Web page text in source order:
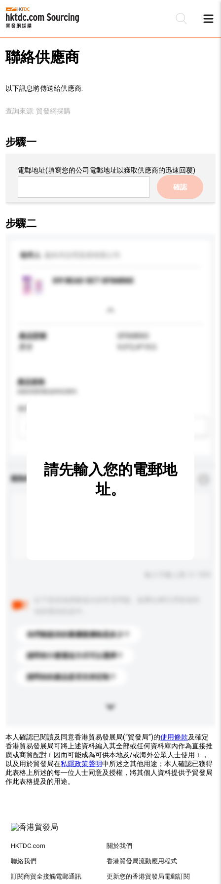
聯絡供應商
以下訊息將傳送給供應商:
查詢來源: 貿發網採購
步驟一
電郵地址(填寫您的公司電郵地址以獲取供應商的迅速回覆)
確認
步驟二
收件人
DIY BEAD SET GF068065
產品型號
GF068065
產品規格
查詢內容 * 必須填寫
你們能提供的最優惠價格是多少？
請問有什麼運送方式可以選擇？
請問你的產品是否支持定制？
請先輸入您的電郵地
址。
本人確認已閱讀及同意香港貿易發展局(“貿發局”)的使用條款及確定
香港貿易發展局可將上述資料編入其全部或任何資料庫內作為直接推
廣或商貿配對﹝因而可能成為可供本地及/或海外公眾人士使用﹞，
以及用於貿發局在私隱政策聲明中所述之其他用途；本人確認已獲得
此表格上所述的每一位人士同意及授權，將其個人資料提供予貿發局
作此表格提及的用途。
HKTDC.com 關於我們
聯絡我們 香港貿發局流動應用程式
訂閱商貿全接觸電郵通訊 更新您的香港貿發局電郵訂閱